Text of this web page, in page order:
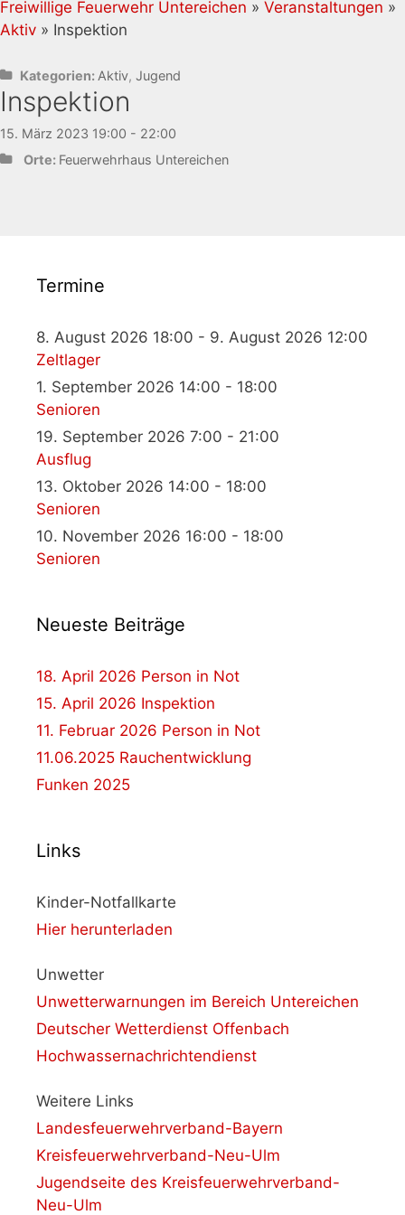
Freiwillige Feuerwehr Untereichen » Veranstaltungen »
Aktiv » Inspektion
Kategorien: Aktiv, Jugend
Inspektion
15. März 2023 19:00 - 22:00
Orte: Feuerwehrhaus Untereichen
Termine
8. August 2026 18:00 - 9. August 2026 12:00
Zeltlager
1. September 2026 14:00 - 18:00
Senioren
19. September 2026 7:00 - 21:00
Ausflug
13. Oktober 2026 14:00 - 18:00
Senioren
10. November 2026 16:00 - 18:00
Senioren
Neueste Beiträge
18. April 2026 Person in Not
15. April 2026 Inspektion
11. Februar 2026 Person in Not
11.06.2025 Rauchentwicklung
Funken 2025
Links
Kinder-Notfallkarte
Hier herunterladen
Unwetter
Unwetterwarnungen im Bereich Untereichen
Deutscher Wetterdienst Offenbach
Hochwassernachrichtendienst
Weitere Links
Landesfeuerwehrverband-Bayern
Kreisfeuerwehrverband-Neu-Ulm
Jugendseite des Kreisfeuerwehrverband-
Neu-Ulm